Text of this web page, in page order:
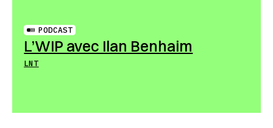
PODCAST
L’WIP avec Ilan Benhaim
LNT